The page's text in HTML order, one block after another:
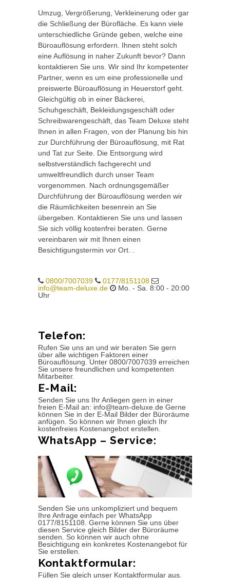
Umzug, Vergrößerung, Verkleinerung oder gar
die Schließung der Bürofläche. Es kann viele
unterschiedliche Gründe geben, welche eine
Büroauflösung erfordern. Ihnen steht solch
eine Auflösung in naher Zukunft bevor? Dann
kontaktieren Sie uns. Wir sind Ihr kompetenter
Partner, wenn es um eine professionelle und
preiswerte Büroauflösung in Heuerstorf geht.
Gleichgültig ob in einer Bäckerei,
Schuhgeschäft, Bekleidungsgeschäft oder
Schreibwarengeschäft, das Team Deluxe steht
Ihnen in allen Fragen, von der Planung bis hin
zur Durchführung der Büroauflösung, mit Rat
und Tat zur Seite. Die Entsorgung wird
selbstverständlich fachgerecht und
umweltfreundlich durch unser Team
vorgenommen. Nach ordnungsgemäßer
Durchführung der Büroauflösung werden wir
die Räumlichkeiten besenrein an Sie
übergeben. Kontaktieren Sie uns und lassen
Sie sich völlig kostenfrei beraten. Gerne
vereinbaren wir mit Ihnen einen
Besichtigungstermin vor Ort. .
0800/7007039
0177/8151108
info@team-deluxe.de
Mo. - Sa. 8:00 - 20:00
Uhr
Telefon:
Rufen Sie uns an und wir beraten Sie gern
über alle wichtigen Faktoren einer
Büroauflösung. Unter 0800/7007039 erreichen
Sie unsere freundlichen und kompetenten
Mitarbeiter.
E-Mail:
Senden Sie uns Ihr Anliegen gern in einer
freien E-Mail an: info@team-deluxe.de Gerne
können Sie in der E-Mail Bilder der Büroräume
anfügen. So können wir Ihnen gleich Ihr
kostenfreies Kostenangebot erstellen.
WhatsApp – Service:
Senden Sie uns unkompliziert und bequem
Ihre Anfrage einfach per WhatsApp
0177/8151108. Gerne können Sie uns über
diesen Service gleich Bilder der Büroräume
senden. So können wir auch ohne
Besichtigung ein konkretes Kostenangebot für
Sie erstellen.
Kontaktformular:
Füllen Sie gleich unser Kontaktformular aus.